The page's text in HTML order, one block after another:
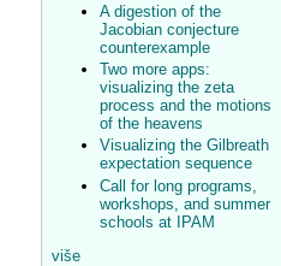
A digestion of the
Jacobian conjecture
counterexample
Two more apps:
visualizing the zeta
process and the motions
of the heavens
Visualizing the Gilbreath
expectation sequence
Call for long programs,
workshops, and summer
schools at IPAM
više